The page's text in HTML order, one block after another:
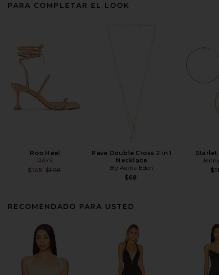
PARA COMPLETAR EL LOOK
Roo Heel
RAYE
$145 Previous price:
$178
Pave Double Cross 2 in 1
Necklace
By Adina Eden
$68
Starlet
RECOMENDADO PARA USTED